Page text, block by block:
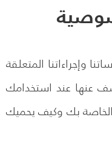
وإجراءاتنا المتعلقة
عنها عند استخدامك
بك وكيف يحميك